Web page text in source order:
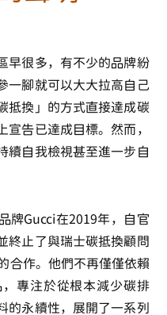
早很多，有不少的品牌紛
一腳就可以大大拉高自己
抵換」的方式直接達成碳
宣告已達成目標。然而，
續自我檢視甚至進一步自
牌Gucci在2019年，自官
終止了與瑞士碳抵換顧問
合作。他們不再僅僅依賴
專注於從根本減少碳排
的永續性，展開了一系列